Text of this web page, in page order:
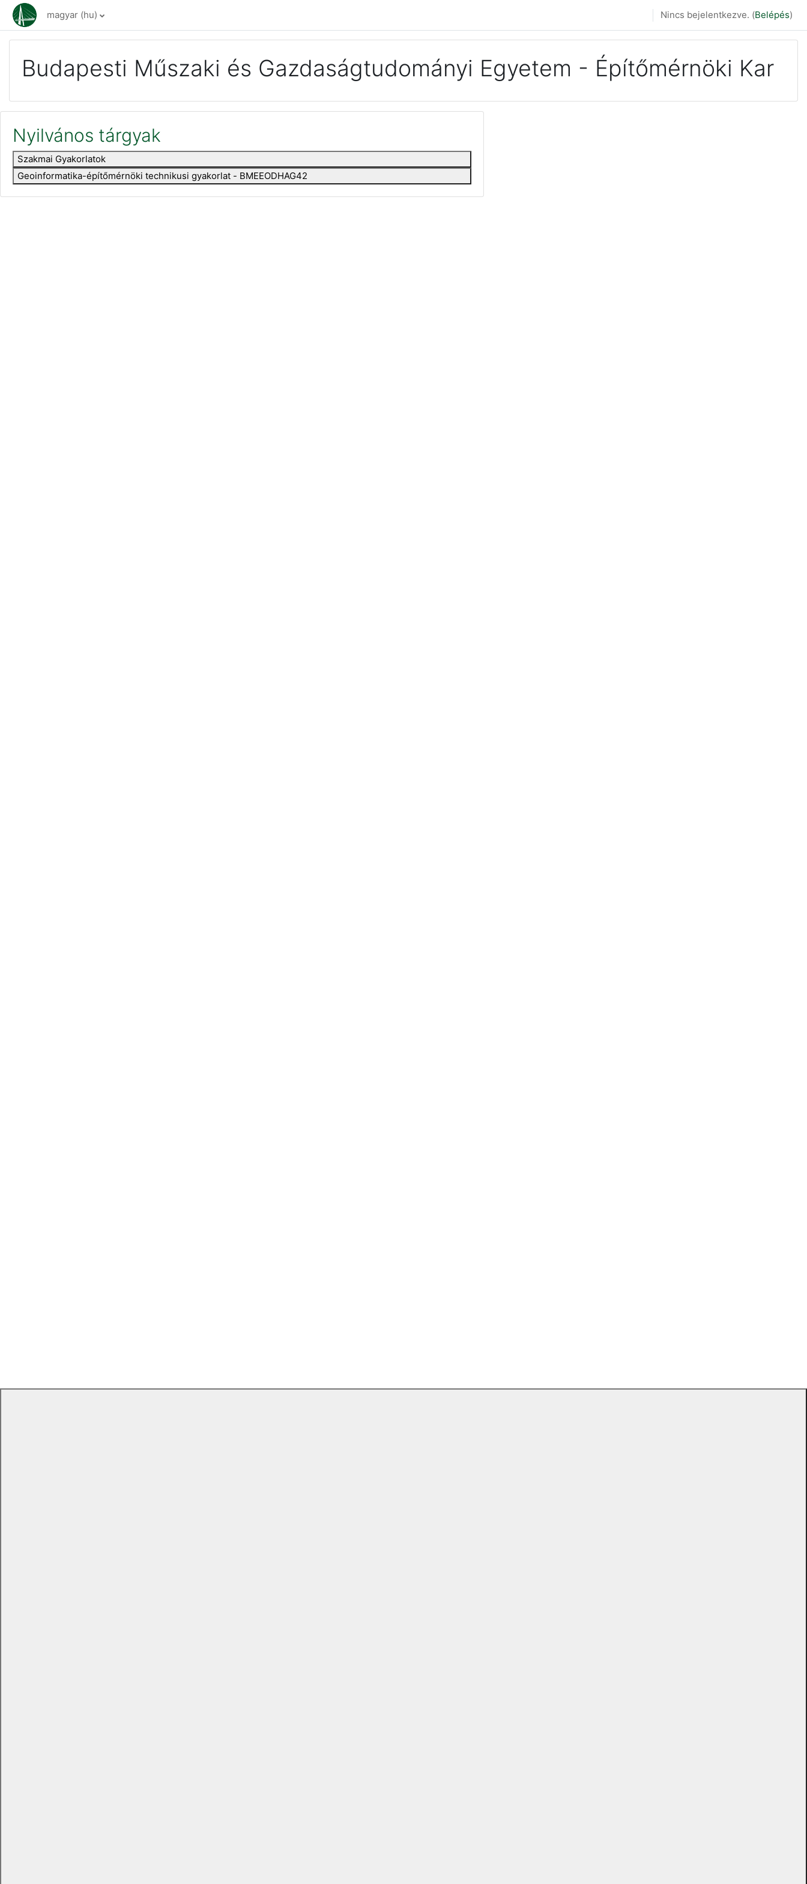
Tovább a fő tartalomhoz
magyar ‎(hu)‎ Nincs bejelentkezve. (Belépés)
Budapesti Műszaki és Gazdaságtudományi Egyetem - Építőmérnöki Kar
Nyilvános tárgyak
Szakmai Gyakorlatok
Geoinformatika-építőmérnöki technikusi gyakorlat - BMEEODHAG42